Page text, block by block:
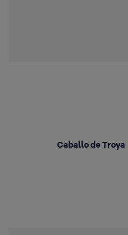
Caballo de Troya